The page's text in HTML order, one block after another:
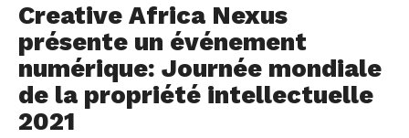
Creative Africa Nexus
présente un événement
numérique: Journée mondiale
de la propriété intellectuelle
2021